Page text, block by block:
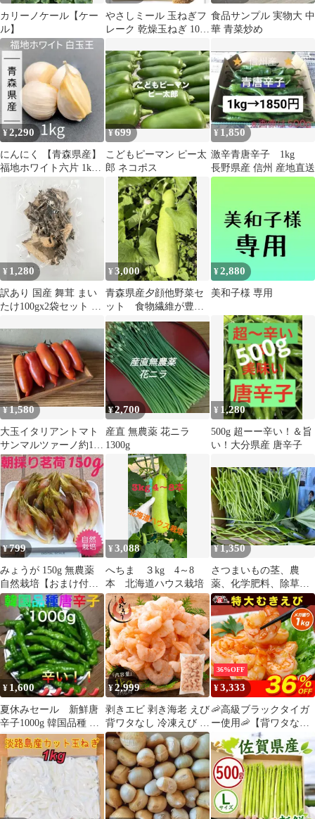
カリーノケール【ケー
ル】
やさしミール 玉ねぎフ
レーク 乾燥玉ねぎ 100g
食品サンプル 実物大 中
華 青菜炒め
¥2,290
にんにく 【青森県産】
福地ホワイト六片 1kg
¥699
こどもピーマン ピー太
郎 ネコポス
¥ 1,850
激辛青唐辛子 1kg
長野県産 信州 産地直送
¥ 1,280
訳あり 国産 舞茸 まい
たけ100gx2袋セット き
乾燥きのこ ドライきの
こ バター炒め
¥3,000
青森県産夕顔他野菜セ
ット 食物繊維が豊富
で低カロリー♪
¥2,880
美和子様 専用
¥1,580
大玉イタリアントマト
サンマルツァーノ約1キ
ロ
¥2,700
産直 無農薬 花ニラ
1300g
¥ 1,280
500g 超ーー辛い！＆旨
い！大分県産 唐辛子
¥799
みょうが 150g 無農薬
自然栽培【おまけ付き
☆】
¥3,088
へちま ３kg 4～8
本 北海道ハウス栽培
¥1,350
さつまいもの茎、農
薬、化学肥料、除草剤
不使用、コンパクト
便、1kg
¥ 1,600
夏休みセール 新鮮唐
辛子1000g 韓国品種 愛
知県産
¥2,999
剥きエビ 剥き海老 えび
背ワタなし 冷凍えび む
き海老 バナメイ 剥き身
1kg （解凍後800g）大
粒サイズ 海鮮 冷凍 海
老 1キロ 大量
36%OFF
¥3,333
🦐高級ブラックタイガ
ー使用🦐【背ワタな
し】特大むきえび
1kg（約45尾前後/解凍
後800g）【甲羅組】
エビ 海老